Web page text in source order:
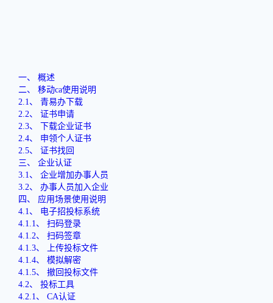
一、
概述
二、
移动ca使用说明
2.1、 青易办下载
2.2、 证书申请
2.3、 下载企业证书
2.4、 申领个人证书
2.5、 证书找回
三、
企业认证
3.1、 企业增加办事人员
3.2、 办事人员加入企业
四、
应用场景使用说明
4.1、 电子招投标系统
4.1.1、 扫码登录
4.1.2、 扫码签章
4.1.3、 上传投标文件
4.1.4、 模拟解密
4.1.5、 撤回投标文件
4.2、 投标工具
4.2.1、 CA认证